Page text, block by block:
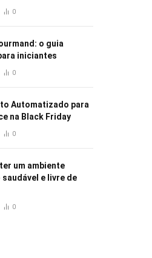
0
o guia
iniciantes
0
Automatizado para
na Black Friday
0
um ambiente
e livre de
0